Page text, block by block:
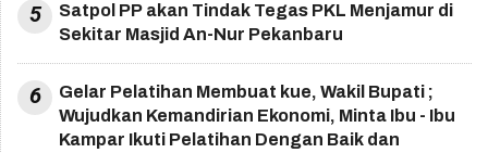
5
Satpol PP akan Tindak Tegas PKL Menjamur di
Sekitar Masjid An-Nur Pekanbaru
6
Gelar Pelatihan Membuat kue, Wakil Bupati ;
Wujudkan Kemandirian Ekonomi, Minta Ibu - Ibu
Kampar Ikuti Pelatihan Dengan Baik dan